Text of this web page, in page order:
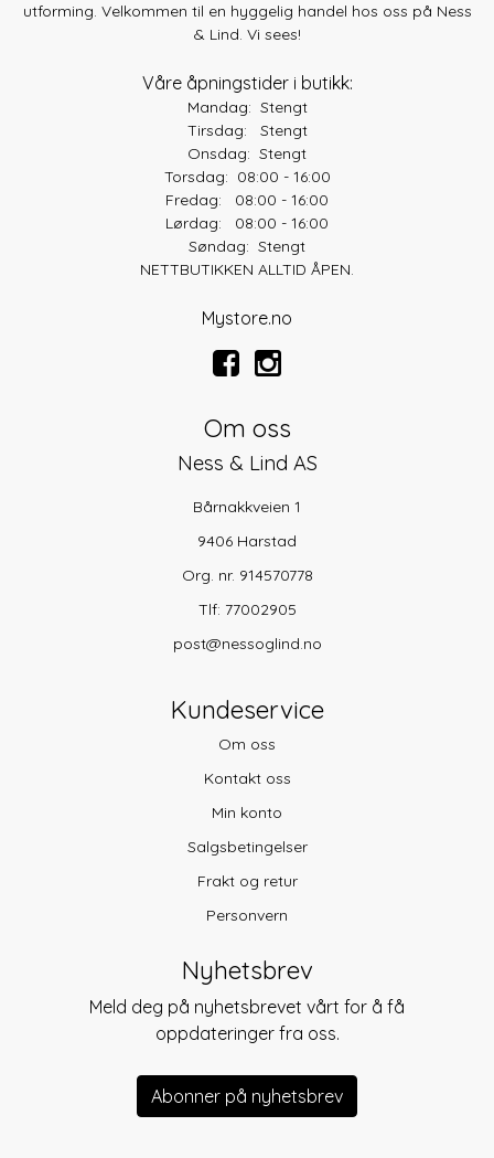
utforming. Velkommen til en hyggelig handel hos oss på Ness
& Lind. Vi sees!
Våre åpningstider i butikk:
Mandag: Stengt
Tirsdag: Stengt
Onsdag: Stengt
Torsdag: 08:00 - 16:00
Fredag: 08:00 - 16:00
Lørdag: 08:00 - 16:00
Søndag: Stengt
NETTBUTIKKEN ALLTID ÅPEN.
Mystore.no
Om oss
Ness & Lind AS
Bårnakkveien 1
9406 Harstad
Org. nr. 914570778
Tlf: 77002905
post@nessoglind.no
Kundeservice
Om oss
Kontakt oss
Min konto
Salgsbetingelser
Frakt og retur
Personvern
Nyhetsbrev
Meld deg på nyhetsbrevet vårt for å få
oppdateringer fra oss.
Abonner på nyhetsbrev